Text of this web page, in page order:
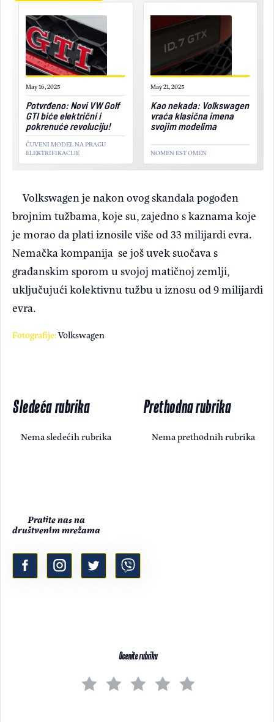
May 16, 2025
Potvrđeno: Novi VW Golf
GTI biće električni i
pokrenuće revoluciju!
ČUVENI MODEL NA PRAGU
ELEKTRIFIKACIJE
May 21, 2025
Kao nekada: Volkswagen
vraća klasična imena
svojim modelima
NOMEN EST OMEN
Volkswagen je nakon ovog skandala pogođen
brojnim tužbama, koje su, zajedno s kaznama koje
je morao da plati iznosile više od 33 milijardi evra.
Nemačka kompanija se još uvek suočava s
građanskim sporom u svojoj matičnoj zemlji,
uključujući kolektivnu tužbu u iznosu od 9 milijardi
evra.
Fotografije:Volkswagen
Sledeća rubrika
Nema sledećih rubrika
Prethodna rubrika
Nema prethodnih rubrika
Pratite nas na
društvenim mrežama
Ocenite rubriku